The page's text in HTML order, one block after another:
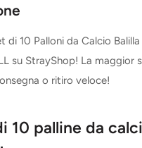
di 10 Palloni da Calcio Balilla
su StrayShop! La maggior
o ritiro veloce!
10 palline da